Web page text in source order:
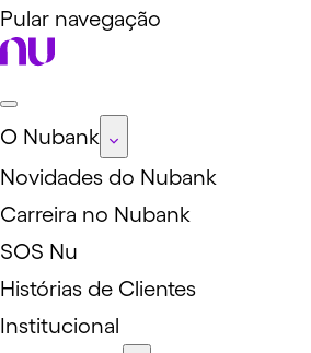
Pular navegação
O Nubank
Novidades do Nubank
Carreira no Nubank
SOS Nu
Histórias de Clientes
Institucional